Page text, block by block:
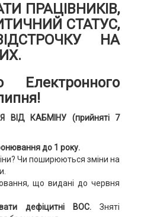
ПРАЦІВНИКІВ,
СТАТУС,
НА
Електронного
ВІД КАБМІНУ (прийняті 7
до 1 року.
Чи поширюються зміни на
що видані до червня
дефіцитні ВОС. Зняті